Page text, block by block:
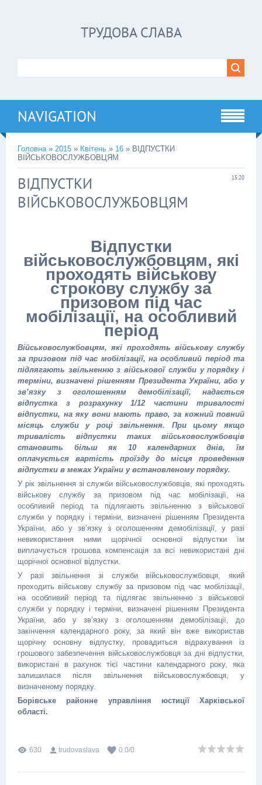
ТРУДОВА СЛАВА
NAVIGATION
Головна» 2015 » Квітень » 16 » ВІДПУСТКИ
ВІЙСЬКОВОСЛУЖБОВЦЯМ
15:20
ВІДПУСТКИ
ВІЙСЬКОВОСЛУЖБОВЦЯМ
Відпустки
військовослужбовцям, які
проходять військову
строкову службу за
призовом під час
мобілізації, на особливий
період
Військовослужбовцям, які проходять військову службу
за призовом під час мобілізації, на особливий період та
підлягають звільненню з військової служби у порядку і
терміни, визначені рішенням Президента України, або у
зв’язку з оголошенням демобілізації, надається
відпустка з розрахунку 1/12 частини тривалості
відпустки, на яку вони мають право, за кожний повний
місяць служби у році звільнення. При цьому якщо
тривалість відпустки таких військовослужбовців
становить більш як 10 календарних днів, їм
оплачується вартість проїзду до місця проведення
відпустки в межах України у встановленому порядку.
У рік звільнення зі служби військовослужбовців, які проходять
військову службу за призовом під час мобілізації, на
особливий період та підлягають звільненню з військової
служби у порядку і терміни, визначені рішенням Президента
України, або у зв’язку з оголошенням демобілізації, у разі
невикористання ними щорічної основної відпустки їм
виплачується грошова компенсація за всі невикористані дні
щорічної основної відпустки.
У разі звільнення зі служби військовослужбовця, який
проходить військову службу за призовом під час мобілізації,
на особливий період та підлягає звільненню з військової
служби у порядку і терміни, визначені рішенням Президента
України, або у зв’язку з оголошенням демобілізації, до
закінчення календарного року, за який він вже використав
щорічну основну відпустку, провадиться відрахування із
грошового забезпечення військовослужбовця за дні відпустки,
використані в рахунок тієї частини календарного року, яка
залишилася після звільнення військовослужбовця, у
визначеному порядку.
Борівське районне управління юстиції Харківської
області.
630 trudovaslava 0.0/0